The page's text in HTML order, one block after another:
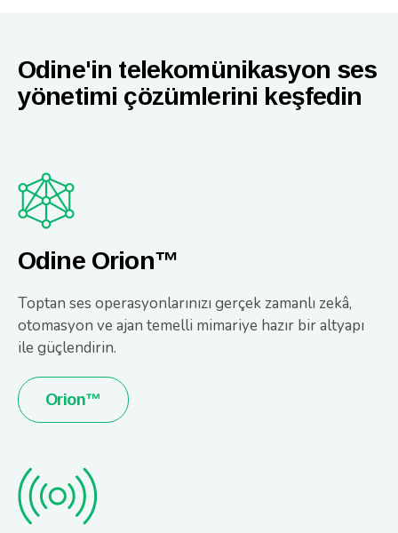
Odine'in telekomünikasyon ses
yönetimi çözümlerini keşfedin
Odine Orion™
Toptan ses operasyonlarınızı gerçek zamanlı zekâ,
otomasyon ve ajan temelli mimariye hazır bir altyapı
ile güçlendirin.
Orion™